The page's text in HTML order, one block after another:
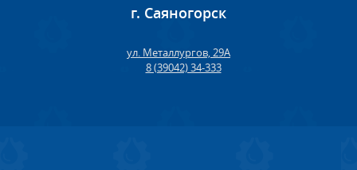
г. Саяногорск
ул. Металлургов, 29А
8 (39042) 34-333